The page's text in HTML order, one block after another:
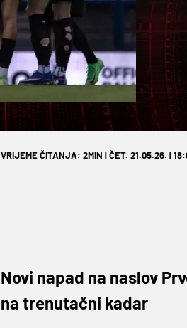
VRIJEME ČITANJA: 2MIN | ČET. 21.05.26. |
Novi napad na naslov
na trenutačni kadar